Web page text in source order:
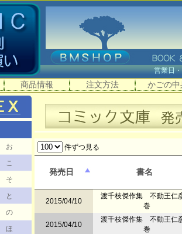
営業
商品情報 注文方法 かごの中
お
こ
そ
と
の
ほ
件ずつ見る
発売日 書名
2015/04/10
渡千枝傑作集 不動王仁
巻
2015/04/10
渡千枝傑作集 不動王仁
巻